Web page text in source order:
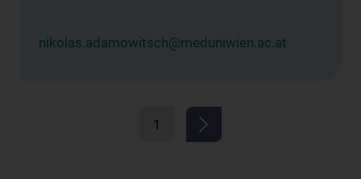
nikolas.adamowitsch@meduniwien.ac.at
1